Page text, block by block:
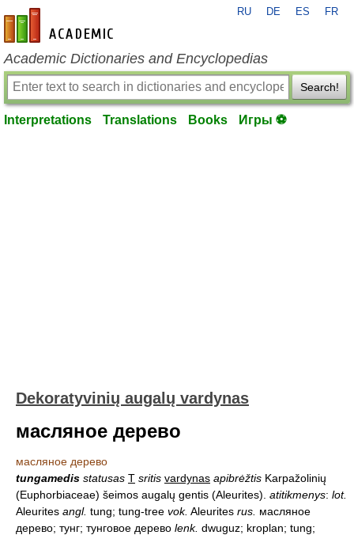
en-academic.com
RU DE ES FR
Academic Dictionaries and Encyclopedias
Search!
Interpretations Translations Books Игры ⚽
Dekoratyvinių augalų vardynas
масляное дерево
масляное дерево
tungamedis statusas T sritis vardynas apibrėžtis Karpažolinių
(Euphorbiaceae) šeimos augalų gentis (Aleurites). atitikmenys: lot.
Aleurites angl. tung; tung-tree vok. Aleurites rus. масляное
дерево; тунг; тунговое дерево lenk. dwuguz; kroplan; tung;